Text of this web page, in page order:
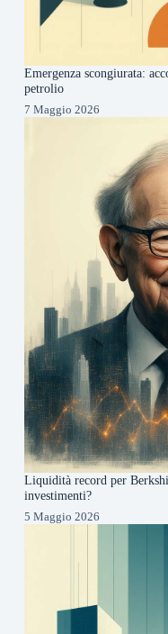
Emergenza scongiurata:
petrolio
7 Maggio 2026
Liquidità record per
investimenti?
5 Maggio 2026